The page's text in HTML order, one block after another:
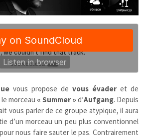
vous propose de vous évader et de
morceau « Summer » d’Aufgang. Depuis
vous parler de ce groupe atypique, il aura
d’un morceau un peu plus conventionnel
nous faire sauter le pas. Contrairement